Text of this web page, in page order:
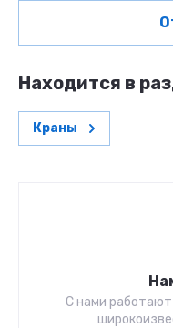
Находится в
Краны
С нами